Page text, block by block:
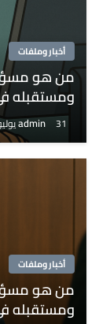
أخبار وملفات
من هو
ومستقبله في
admin 31 يوليو، 2025
أخبار وملفات
من هو
ومستقبله في